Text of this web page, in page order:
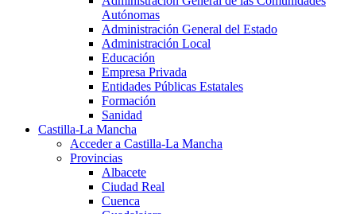
Autónomas
Administración General del Estado
Administración Local
Educación
Empresa Privada
Entidades Públicas Estatales
Formación
Sanidad
Castilla-La Mancha
Acceder a Castilla-La Mancha
Provincias
Albacete
Ciudad Real
Cuenca